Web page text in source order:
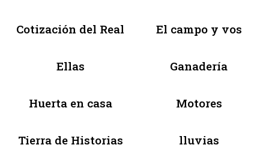
Cotización del Real El campo y vos
Ellas Ganadería
Huerta en casa Motores
Tierra de Historias lluvias